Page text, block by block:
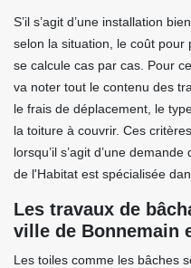
S’il s’agit d’une installation
selon la situation, le coût
se calcule cas par cas. Pour
va noter tout le contenu des
le frais de déplacement, le
la toiture à couvrir. Ces
lorsqu’il s’agit d’une
de l'Habitat est spécialisée
Les travaux de
ville de Bonnemain
Les toiles comme les bâches